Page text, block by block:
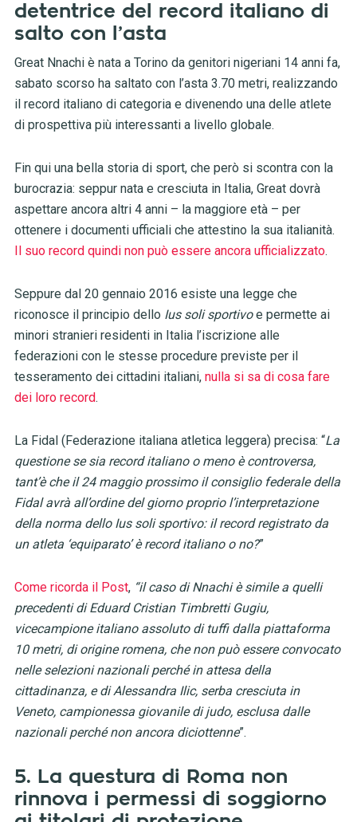
detentrice del record italiano di
salto con l’asta
Great Nnachi è nata a Torino da genitori nigeriani 14 anni fa,
sabato scorso ha saltato con l’asta 3.70 metri, realizzando
il record italiano di categoria e divenendo una delle atlete
di prospettiva più interessanti a livello globale.
Fin qui una bella storia di sport, che però si scontra con la
burocrazia: seppur nata e cresciuta in Italia, Great dovrà
aspettare ancora altri 4 anni – la maggiore età – per
ottenere i documenti ufficiali che attestino la sua italianità.
Il suo record quindi non può essere ancora ufficializzato.
Seppure dal 20 gennaio 2016 esiste una legge che
riconosce il principio dello Ius soli sportivoe permette ai
minori stranieri residenti in Italia l’iscrizione alle
federazioni con le stesse procedure previste per il
tesseramento dei cittadini italiani, nulla si sa di cosa fare
dei loro record.
La Fidal (Federazione italiana atletica leggera) precisa: “La
questione se sia record italiano o meno è controversa,
tant’è che il 24 maggio prossimo il consiglio federale della
Fidal avrà all’ordine del giorno proprio l’interpretazione
della norma dello Ius soli sportivo: il record registrato da
un atleta ‘equiparato’ è record italiano o no?”
Come ricorda il Post, “il caso di Nnachi è simile a quelli
precedenti di Eduard Cristian Timbretti Gugiu,
vicecampione italiano assoluto di tuffi dalla piattaforma
10 metri, di origine romena, che non può essere convocato
nelle selezioni nazionali perché in attesa della
cittadinanza, e di Alessandra Ilic, serba cresciuta in
Veneto, campionessa giovanile di judo, esclusa dalle
nazionali perché non ancora diciottenne”.
5. La questura di Roma non
rinnova i permessi di soggiorno